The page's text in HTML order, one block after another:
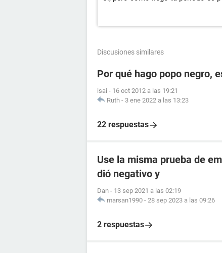
Discusiones similares
Por qué hago popo negro,
isai - 16 oct 2012 a las 19:21
Ruth - 3 ene 2022 a las 13:23
22 respuestas
Use la misma prueba de
dió negativo y
Dan - 13 sep 2021 a las 02:19
marsan1990 - 28 sep 2023 a las 09:26
2 respuestas